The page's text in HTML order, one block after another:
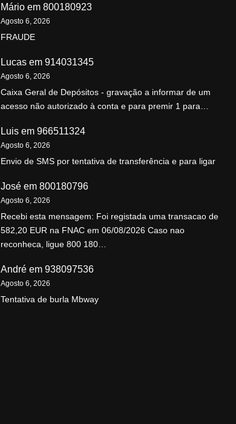
Mário em 800180923
Agosto 6, 2026
FRAUDE
Lucas em 914031345
Agosto 6, 2026
Caixa Geral de Depósitos - gravação a informar de um
acesso não autorizado à conta e para premir 1 para…
Luis em 966511324
Agosto 6, 2026
Envio de SMS por tentativa de transferência e para ligar
José em 800180796
Agosto 6, 2026
Recebi esta mensagem: Foi registada uma transacao de
582,20 EUR na FNAC em 06/08/2026 Caso nao
reconheca, ligue 800 180…
André em 938097536
Agosto 6, 2026
Tentativa de burla Mbway